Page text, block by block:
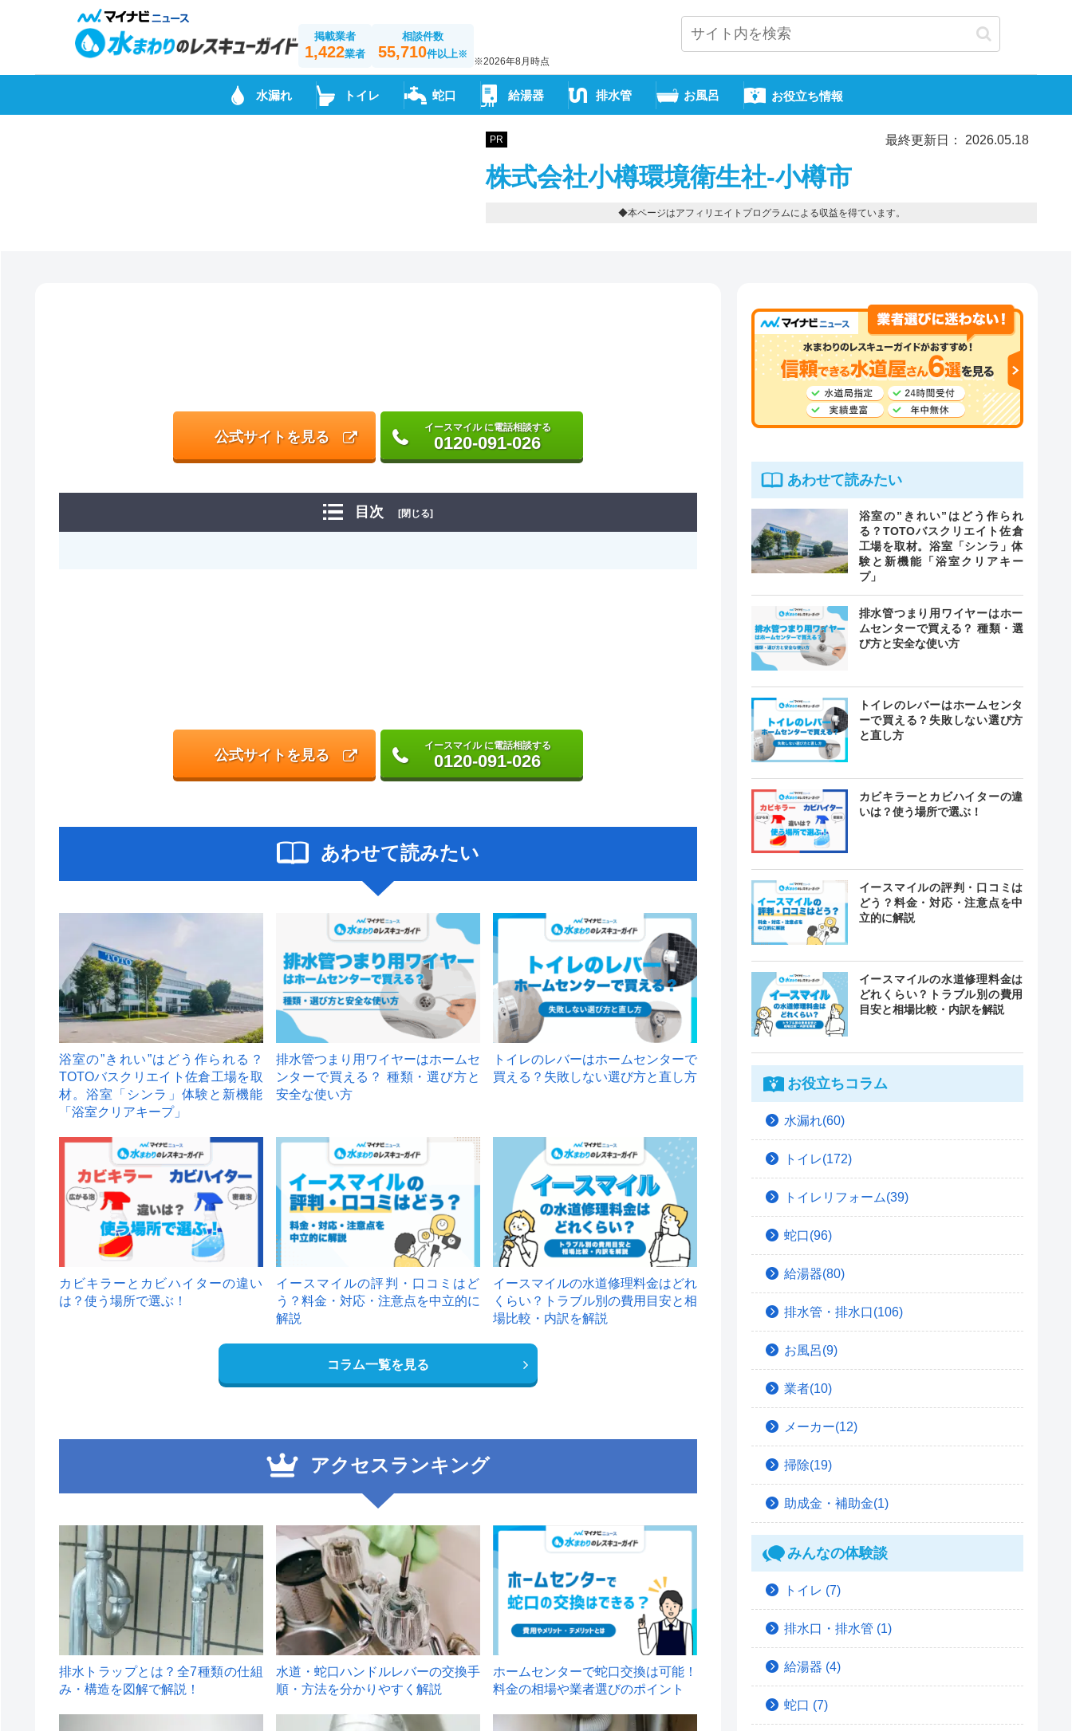
掲載業者
1,422業者
相談件数
55,710件以上※
※2026年8月時点
水漏れ トイレ 蛇口 給湯器 排水管 お風呂 お役立ち情報
PR 最終更新日： 2026.05.18
株式会社小樽環境衛生社-小樽市
◆本ページはアフィリエイトプログラムによる収益を得ています。
公式サイトを見る
イースマイル に電話相談する
0120-091-026
目次 [閉じる]
公式サイトを見る
イースマイル に電話相談する
0120-091-026
あわせて読みたい
浴室の”きれい”はどう作られる？
TOTOバスクリエイト佐倉工場を取
材。浴室「シンラ」体験と新機能
「浴室クリアキープ」
排水管つまり用ワイヤーはホームセ
ンターで買える？ 種類・選び方と
安全な使い方
トイレのレバーはホームセンターで
買える？失敗しない選び方と直し方
カビキラーとカビハイターの違い
は？使う場所で選ぶ！
イースマイルの評判・口コミはど
う？料金・対応・注意点を中立的に
解説
イースマイルの水道修理料金はどれ
くらい？トラブル別の費用目安と相
場比較・内訳を解説
コラム一覧を見る
アクセスランキング
1
排水トラップとは？全7種類の仕組
み・構造を図解で解説！
2
水道・蛇口ハンドルレバーの交換手
順・方法を分かりやすく解説
ホームセンターで蛇口交換は可能！
料金の相場や業者選びのポイント
あわせて読みたい
浴室の”きれい”はどう作られ
る？TOTOバスクリエイト佐倉
工場を取材。浴室「シンラ」体
験と新機能「浴室クリアキー
プ」
排水管つまり用ワイヤーはホー
ムセンターで買える？ 種類・選
び方と安全な使い方
トイレのレバーはホームセンタ
ーで買える？失敗しない選び方
と直し方
カビキラーとカビハイターの違
いは？使う場所で選ぶ！
イースマイルの評判・口コミは
どう？料金・対応・注意点を中
立的に解説
イースマイルの水道修理料金は
どれくらい？トラブル別の費用
目安と相場比較・内訳を解説
お役立ちコラム
水漏れ(60)
トイレ(172)
トイレリフォーム(39)
蛇口(96)
給湯器(80)
排水管・排水口(106)
お風呂(9)
業者(10)
メーカー(12)
掃除(19)
助成金・補助金(1)
みんなの体験談
トイレ (7)
排水口・排水管 (1)
給湯器 (4)
蛇口 (7)